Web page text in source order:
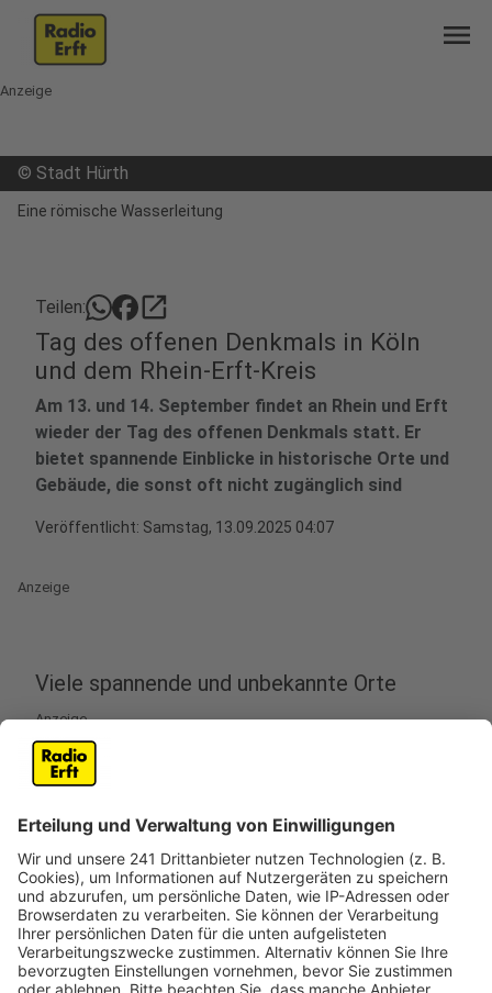
menu
Anzeige
© Stadt Hürth
Eine römische Wasserleitung
Teilen: open_in_new
Tag des offenen Denkmals in Köln
und dem Rhein-Erft-Kreis
Am 13. und 14. September findet an Rhein und Erft
wieder der Tag des offenen Denkmals statt. Er
bietet spannende Einblicke in historische Orte und
Gebäude, die sonst oft nicht zugänglich sind
Veröffentlicht: Samstag, 13.09.2025 04:07
Anzeige
Viele spannende und unbekannte Orte
Anzeige
Denkmals. In Köln kann man aber auch schon Samstag
(13.09.) Einblicke in zahlreiche bauhistorisch besondere
Orte und Gebäude werfen. Von der römischen
Grabkammer, über die Dombauhütte, bis hin zum
modernen Funkhaus. Insgesamt werden mehr als 150
Denkmäler, die sonst oft nicht besichtigt werden
können, in Köln ihre Türen öffnen. Man kann exklusive